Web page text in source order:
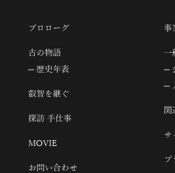
プロローグ
古の物語
歴史年表
叡智を継ぐ
探訪 手仕事
MOVIE
お問い合わせ
事
一
関
サ
プ